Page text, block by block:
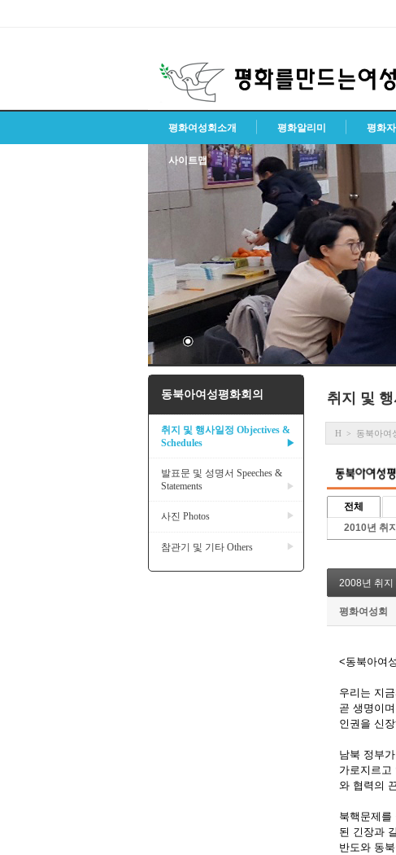
평화여성회소개 평화알리미 평화
사이트맵
동북아여성평화회의
취지 및 행사일정 Objectives &
Schedules
▶
발표문 및 성명서 Speeches &
Statements
▶
사진 Photos ▶
참관기 및 기타 Others ▶
취지 및
H > 동북아여
전체
2010년 취
2008년 취지
평화여성회
<동북아여
우리는 지
곧 생명이
인권을 신
남북 정부
가로지르고
와 협력의
북핵문제를
된 긴장과
반도와 동